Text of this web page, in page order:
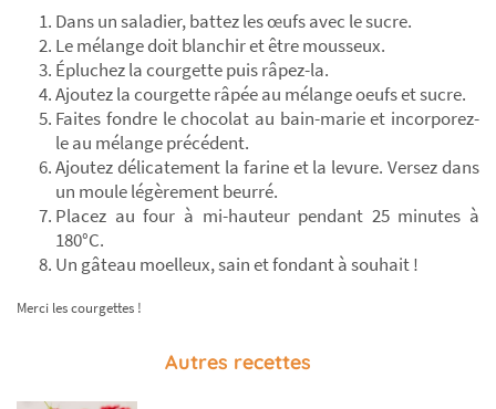
Dans un saladier, battez les œufs avec le sucre.
Le mélange doit blanchir et être mousseux.
Épluchez la courgette puis râpez-la.
Ajoutez la courgette râpée au mélange oeufs et sucre.
Faites fondre le chocolat au bain-marie et incorporez-
le au mélange précédent.
Ajoutez délicatement la farine et la levure. Versez dans
un moule légèrement beurré.
Placez au four à mi-hauteur pendant 25 minutes à
180°C.
Un gâteau moelleux, sain et fondant à souhait !
Merci les courgettes !
Autres recettes